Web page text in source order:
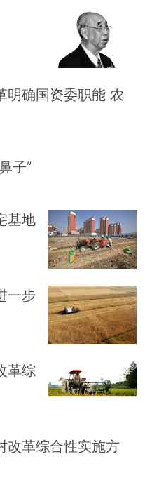
明确国资委职能 农
子”
基地
一步
革综
改革综合性实施方